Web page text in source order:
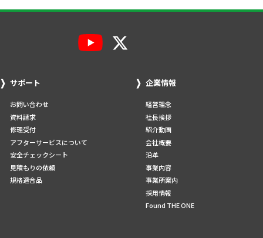
サポート
お問い合わせ
資料請求
修理受付
アフターサービスについて
安全チェックシート
見積もりの依頼
規格適合品
企業情報
経営理念
社長挨拶
紹介動画
会社概要
沿革
事業内容
事業所案内
採用情報
Found THE ONE